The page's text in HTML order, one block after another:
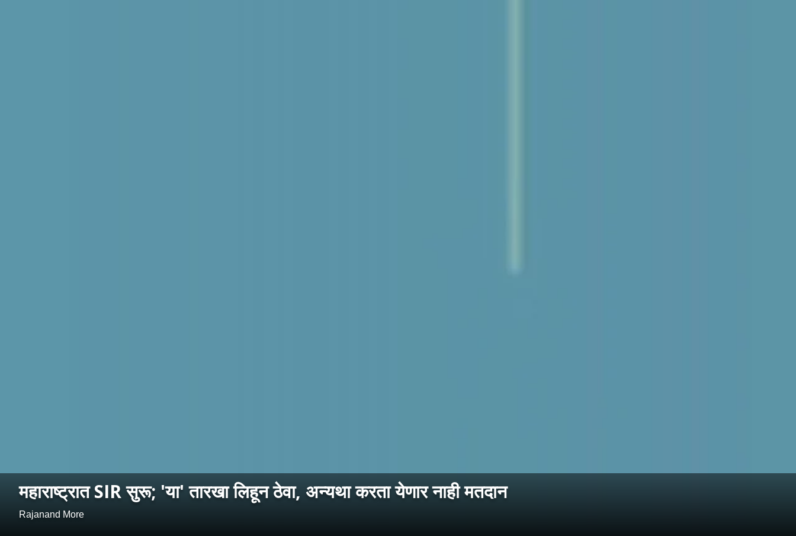
महाराष्ट्रात SIR सुरू; 'या' तारखा लिहून ठेवा, अन्यथा करता येणार नाही मतदान
Rajanand More